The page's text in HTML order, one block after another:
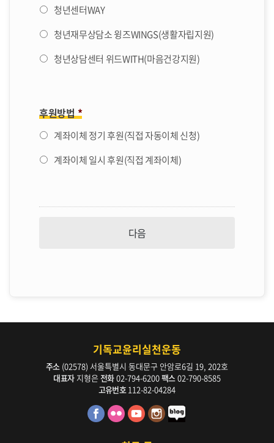
청년센터WAY
청년재무상담소 윙즈WINGS(생활자립지원)
청년상담센터 위드WITH(마음건강지원)
후원방법*
계좌이체 정기 후원(직접 자동이체 신청)
계좌이체 일시 후원(직접 계좌이체)
기독교윤리실천운동
주소 (02578) 서울특별시 동대문구 안암로6길 19, 202호
대표자지형은 전화02-794-6200팩스 02-790-8585
고유번호 112-82-04284